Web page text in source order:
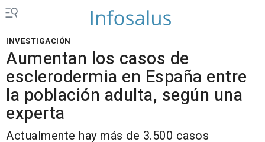
INVESTIGACIÓN
Aumentan los casos de
esclerodermia en España entre
la población adulta, según una
experta
Actualmente hay más de 3.500 casos